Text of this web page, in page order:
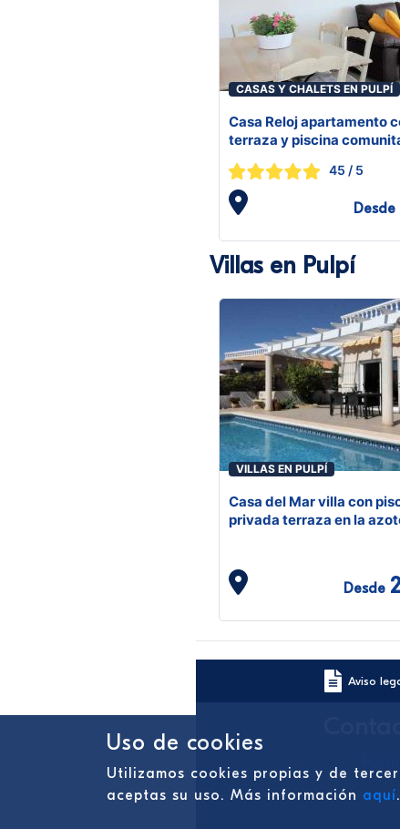
CASAS Y CHALETS EN PULPÍ
Casa Reloj apartamento
terraza y piscina
45 / 5
Desde
Villas en Pulpí
VILLAS EN PULPÍ
Casa del Mar villa con
privada terraza en la
Desde
Aviso
Uso de cookies
Utilizamos cookies propias y de
aceptas su uso. Más información aquí.